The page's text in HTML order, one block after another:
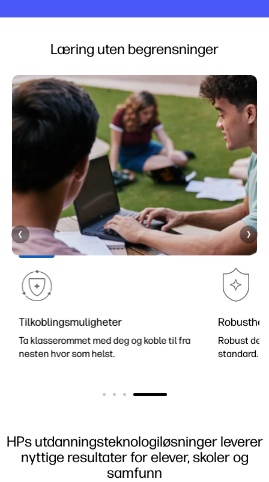
Læring uten begrensninger
Tilkoblingsmuligheter
Ta klasserommet med deg og koble til fra
nesten hvor som helst.
Robusthet
Robust
standard.
HPs utdanningsteknologiløsninger leverer
nyttige resultater for elever, skoler og
samfunn